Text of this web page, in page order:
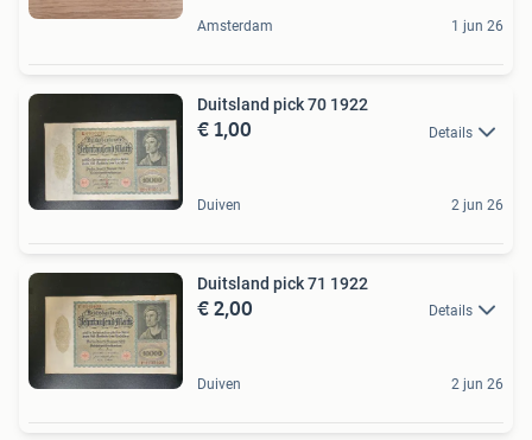
Amsterdam 1 jun 26
Duitsland pick 70 1922
€ 1,00 Details
Duiven 2 jun 26
Duitsland pick 71 1922
€ 2,00 Details
Duiven 2 jun 26